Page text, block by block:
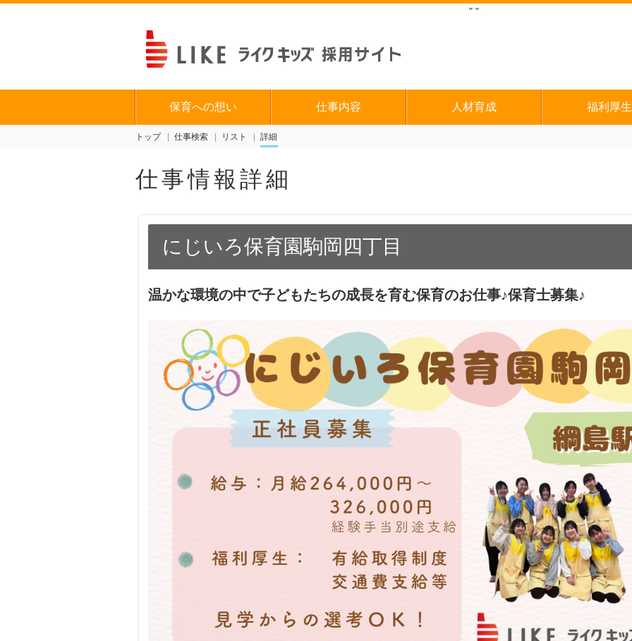
" "
保育への想い 仕事内容 人材育成 福利厚生
トップ 仕事検索 リスト 詳細
仕事情報詳細
にじいろ保育園駒岡四丁目
温かな環境の中で子どもたちの成長を育む保育のお仕事♪保育士募集♪